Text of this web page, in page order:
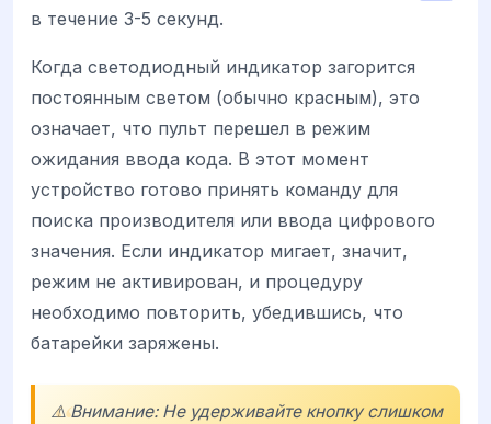
в течение 3-5 секунд.
Когда светодиодный индикатор загорится
постоянным светом (обычно красным), это
означает, что пульт перешел в режим
ожидания ввода кода. В этот момент
устройство готово принять команду для
поиска производителя или ввода цифрового
значения. Если индикатор мигает, значит,
режим не активирован, и процедуру
необходимо повторить, убедившись, что
батарейки заряжены.
⚠️ Внимание: Не удерживайте кнопку слишком